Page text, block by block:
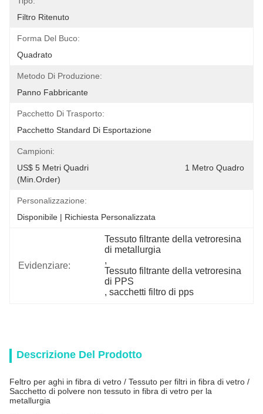
Filtro Ritenuto
Forma Del Buco:
Quadrato
Metodo Di Produzione:
Panno Fabbricante
Pacchetto Di Trasporto:
Pacchetto Standard Di Esportazione
Campioni:
US$ 5 Metri Quadri                                         1 Metro Quadro
(Min.Order)
Personalizzazione:
Disponibile | Richiesta Personalizzata
Evidenziare:
Tessuto filtrante della vetroresina
di metallurgia
,
Tessuto filtrante della vetroresina
di PPS
, sacchetti filtro di pps
Descrizione Del Prodotto
Feltro per aghi in fibra di vetro / Tessuto per filtri in fibra di vetro /
Sacchetto di polvere non tessuto in fibra di vetro per la
metallurgia